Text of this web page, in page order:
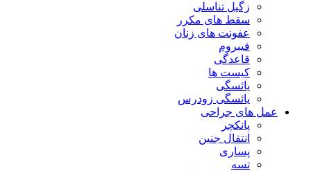
زگیل تناسلی
سقط های مکرر
عفونت های زنان
فیبروم
قاعدگی
کیست ها
یائسگی
یائسگی زودرس
عمل های جراحی
پانکچر
انتقال جنین
پساری
تسه